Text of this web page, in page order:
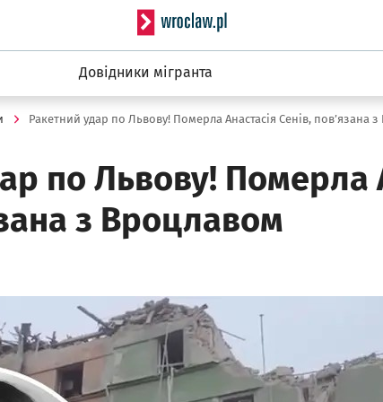
Serwis informacyjny
Довідники мігранта
по Львову! Померла
з Вроцлавом